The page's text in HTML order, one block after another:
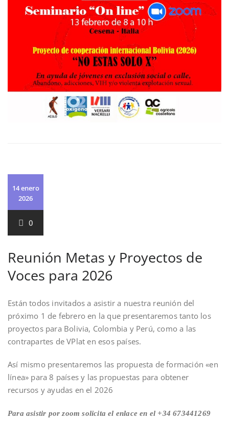
14 enero
2026
0
Reunión Metas y Proyectos de
Voces para 2026
Están todos invitados a asistir a nuestra reunión del
próximo 1 de febrero en la que presentaremos tanto los
proyectos para Bolivia, Colombia y Perú, como a las
contrapartes de VPlat en esos países.
Así mismo presentaremos las propuesta de formación «en
línea» para 8 países y las propuestas para obtener
recursos y ayudas en el 2026
Para asistir por zoom solicita el enlace en el +34 673441269